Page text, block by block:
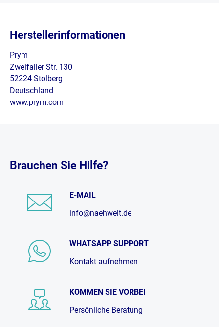
Herstellerinformationen
Prym
Zweifaller Str. 130
52224 Stolberg
Deutschland
www.prym.com
Brauchen Sie Hilfe?
E-MAIL
info@naehwelt.de
WHATSAPP SUPPORT
Kontakt aufnehmen
KOMMEN SIE VORBEI
Persönliche Beratung